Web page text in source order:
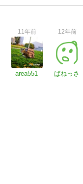
11年前
area551
12年前
ばねっさ